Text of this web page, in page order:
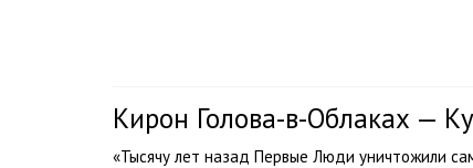
Кирон Голова-в-Облаках —
«Тысячу лет назад Первые Люди уничтожили